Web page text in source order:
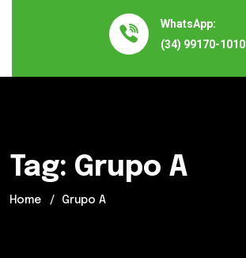
WhatsApp:
(34) 99170-1010
Tag: Grupo A
Home Grupo A